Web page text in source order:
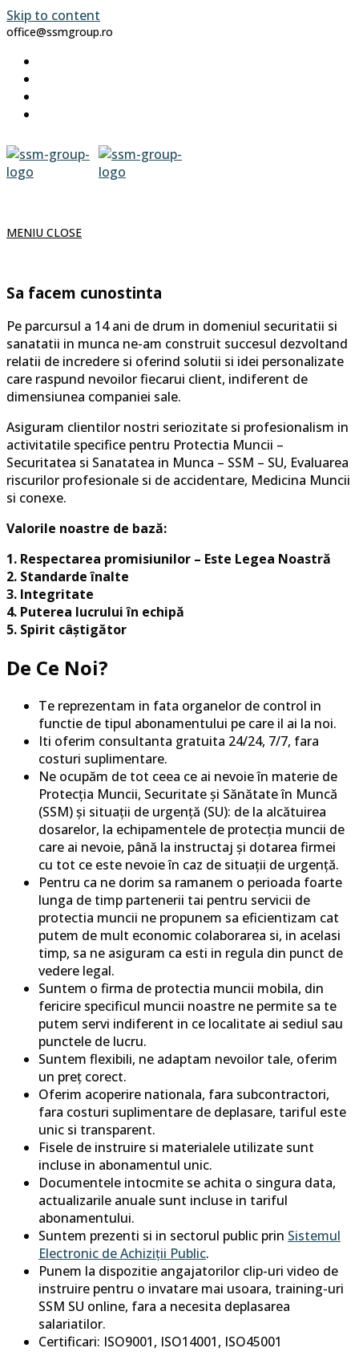
Skip to content
office@ssmgroup.ro
MENIU CLOSE
Sa facem cunostinta
Pe parcursul a 14 ani de drum in domeniul securitatii si
sanatatii in munca ne-am construit succesul dezvoltand
relatii de incredere si oferind solutii si idei personalizate
care raspund nevoilor fiecarui client, indiferent de
dimensiunea companiei sale.
Asiguram clientilor nostri seriozitate si profesionalism in
activitatile specifice pentru Protectia Muncii –
Securitatea si Sanatatea in Munca – SSM – SU, Evaluarea
riscurilor profesionale si de accidentare, Medicina Muncii
si conexe.
Valorile noastre de bază:
1. Respectarea promisiunilor – Este Legea Noastră
2. Standarde înalte
3. Integritate
4. Puterea lucrului în echipă
5. Spirit câștigător
De Ce Noi?
Te reprezentam in fata organelor de control in
functie de tipul abonamentului pe care il ai la noi.
Iti oferim consultanta gratuita 24/24, 7/7, fara
costuri suplimentare.
Ne ocupăm de tot ceea ce ai nevoie în materie de
Protecția Muncii, Securitate și Sănătate în Muncă
(SSM) și situații de urgență (SU): de la alcătuirea
dosarelor, la echipamentele de protecția muncii de
care ai nevoie, până la instructaj și dotarea firmei
cu tot ce este nevoie în caz de situații de urgență.
Pentru ca ne dorim sa ramanem o perioada foarte
lunga de timp partenerii tai pentru servicii de
protectia muncii ne propunem sa eficientizam cat
putem de mult economic colaborarea si, in acelasi
timp, sa ne asiguram ca esti in regula din punct de
vedere legal.
Suntem o firma de protectia muncii mobila, din
fericire specificul muncii noastre ne permite sa te
putem servi indiferent in ce localitate ai sediul sau
punctele de lucru.
Suntem flexibili, ne adaptam nevoilor tale, oferim
un preț corect.
Oferim acoperire nationala, fara subcontractori,
fara costuri suplimentare de deplasare, tariful este
unic si transparent.
Fisele de instruire si materialele utilizate sunt
incluse in abonamentul unic.
Documentele intocmite se achita o singura data,
actualizarile anuale sunt incluse in tariful
abonamentului.
Suntem prezenti si in sectorul public prin Sistemul
Electronic de Achiziții Public.
Punem la dispozitie angajatorilor clip-uri video de
instruire pentru o invatare mai usoara, training-uri
SSM SU online, fara a necesita deplasarea
salariatilor.
Certificari: ISO9001, ISO14001, ISO45001